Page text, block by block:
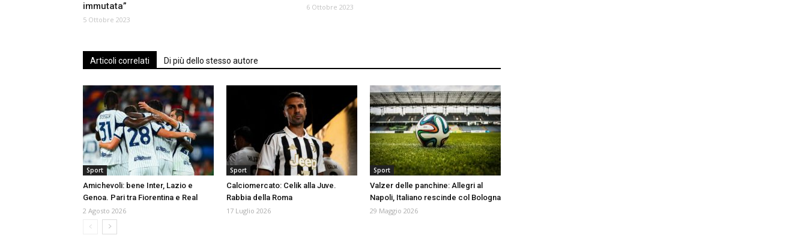
immutata”
5 Ottobre 2023
6 Ottobre 2023
Articoli correlati Di più dello stesso autore
Sport
Amichevoli: bene Inter, Lazio e
Genoa. Pari tra Fiorentina e Real
2 Agosto 2026
Sport
Calciomercato: Celik alla Juve.
Rabbia della Roma
17 Luglio 2026
Sport
Valzer delle panchine: Allegri al
Napoli, Italiano rescinde col Bologna
29 Maggio 2026